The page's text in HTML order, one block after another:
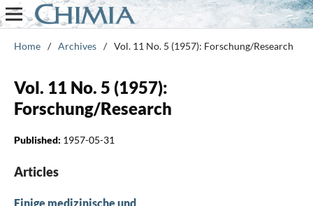
Home / Archives / Vol. 11 No. 5 (1957): Forschung/Research
Vol. 11 No. 5 (1957):
Forschung/Research
Published: 1957-05-31
Articles
Einige medizinische und